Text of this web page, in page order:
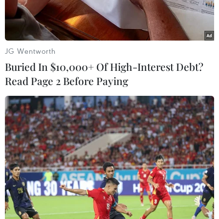
Khu vực Cổng thành Brandenburg ở Berlin vắng người qua lại
do COVID-19. (Ảnh: Mạnh Hùng/TTXVN)
Ngày 12/1, chính quyền thủ đô Berlin đã ban
hành lệnh cấm rời khỏi nơi cư trú quá 15km do
chỉ số lây nhiễm trong 7 ngày ở Berlin đã vượt
200 ca nhiễm mới/100.000 dân.
JG Wentworth
Buried In $10,000+ Of High-Interest Debt?
Read Page 2 Before Paying